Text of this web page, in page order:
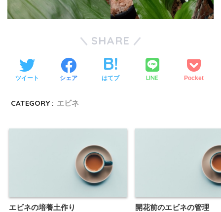
SHARE
ツイート シェア はてブ LINE Pocket
CATEGORY : エビネ
エビネの培養土作り 開花前のエビネの管理